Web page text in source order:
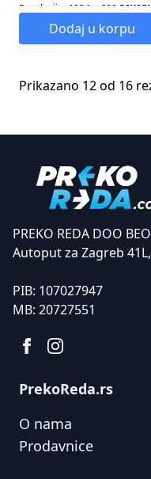
Rezolucija:1024 × 600
Dodaj u korpu
Prikazano 12 od 16
PREKO REDA DOO
Autoput za Zagreb
PIB: 107027947
MB: 20727551
PrekoReda.rs
O nama
Prodavnice